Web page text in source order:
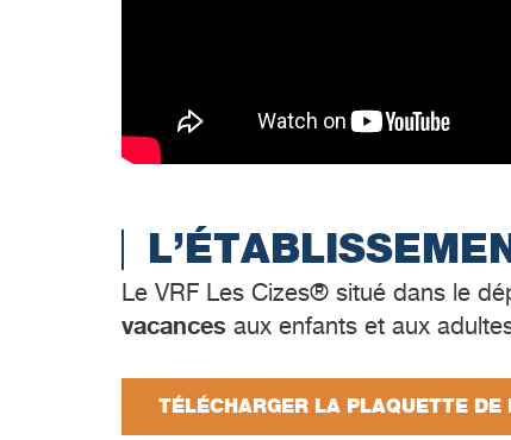
Le VRF Les Cizes® situé dans le
vacances aux enfants et aux
TÉLÉCHARGER LA PLAQUETTE DE